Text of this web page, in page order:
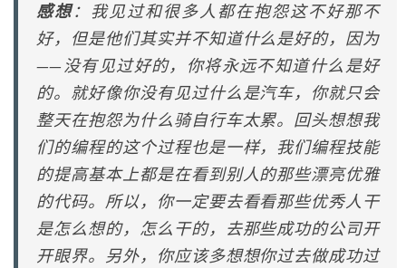
感想：我见过和很多人都在抱怨这不好那不
好，但是他们其实并不知道什么是好的，因为
——没有见过好的，你将永远不知道什么是好
的。就好像你没有见过什么是汽车，你就只会
整天在抱怨为什么骑自行车太累。回头想想我
们的编程的这个过程也是一样，我们编程技能
的提高基本上都是在看到别人的那些漂亮优雅
的代码。所以，你一定要去看看那些优秀人干
是怎么想的，怎么干的，去那些成功的公司开
开眼界。另外，你应该多想想你过去做成功过